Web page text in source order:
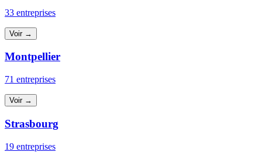
33 entreprises
Voir →
Montpellier
71 entreprises
Voir →
Strasbourg
19 entreprises